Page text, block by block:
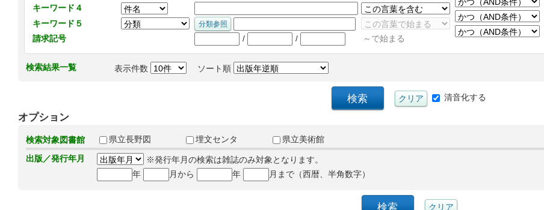
キーワード４
キーワード５
請求記号
/ / ～で始まる
検索結果一覧 表示件数 ソート順
清音化する
オプション
検索対象図書館 県立長野図 埋文センタ
県立美術館
出版／発行年月
※発行年月の検索は雑誌のみ対象となります。
年
月から 年 月まで（西暦、半角数字）